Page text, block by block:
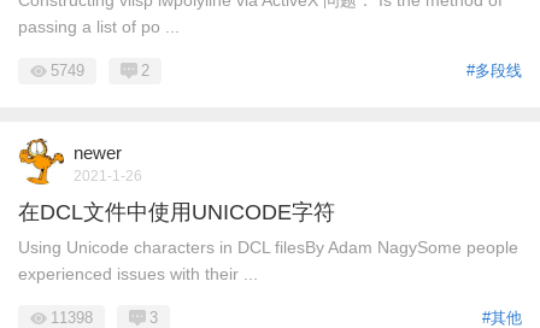
passing a list of po ...
#多段线
5749 2
newer
2021-1-26
在DCL文件中使用UNICODE字符
Using Unicode characters in DCL filesBy Adam NagySome people
experienced issues with their ...
#其他
11398 3